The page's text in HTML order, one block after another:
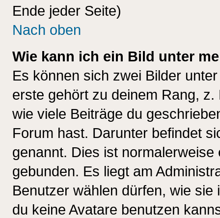
Ende jeder Seite)
Nach oben
Wie kann ich ein Bild unter
Es können sich zwei Bilder
erste gehört zu deinem Rang,
wie viele Beiträge du
Forum hast. Darunter befindet
genannt. Dies ist
gebunden. Es liegt am
Benutzer wählen dürfen, wie
du keine Avatare benutzen